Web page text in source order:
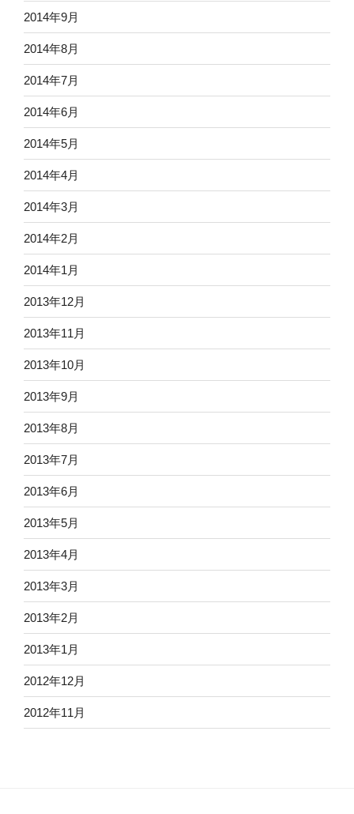
2014年9月
2014年8月
2014年7月
2014年6月
2014年5月
2014年4月
2014年3月
2014年2月
2014年1月
2013年12月
2013年11月
2013年10月
2013年9月
2013年8月
2013年7月
2013年6月
2013年5月
2013年4月
2013年3月
2013年2月
2013年1月
2012年12月
2012年11月